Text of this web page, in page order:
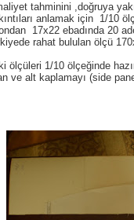
tahminini ,doğruya
anlamak için 1/10
17x22 ebadında 20
rahat bululan ölçü
1/10 ölçeğinde
ve alt kaplamayı (side